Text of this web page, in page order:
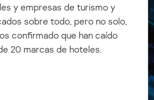
y empresas de turismo y
sobre todo, pero no solo,
confirmado que han caído
20 marcas de hoteles.